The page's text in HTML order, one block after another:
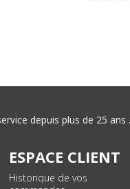
depuis plus de 25
ESPACE CLIENT
Historique de vos